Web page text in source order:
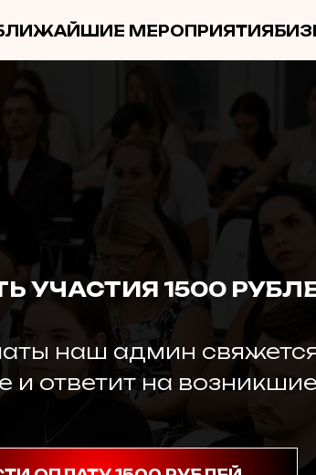
МЕРОПРИЯТИЯ
УЧАСТИЯ 1500
наш админ
и ответит на